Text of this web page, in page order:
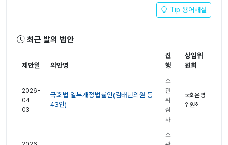
Tip 용어해설
최근 발의 법안
제안일 의안명
진
행
상임위
원회
2026-
04-
03
국회법 일부개정법률안(김태년의원 등
43인)
소
관
위
심
사
국회운영
위원회
소